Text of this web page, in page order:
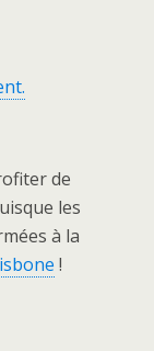
de
les
à la
!